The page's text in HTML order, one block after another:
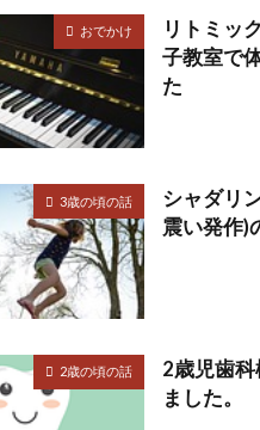
おでかけ
リトミッ
子教室で
た
3歳の頃の話
シャダリ
震い発作)
2歳の頃の話
2歳児歯科
ました。